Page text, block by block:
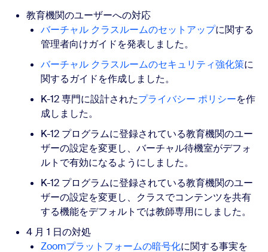
教育機関のユーザーへの対応
バーチャル クラスルームのセットアップに関する
管理者向けガイドを発表しました。
バーチャル クラスルームのセキュリティ強化策に
関するガイドを作成しました。
K-12 専門に設計されたプライバシー ポリシーを作
成しました。
K-12 プログラムに登録されている教育機関のユー
ザーの設定を変更し、バーチャル待機室がデフォ
ルトで有効になるようにしました。
K-12 プログラムに登録されている教育機関のユー
ザーの設定を変更し、クラスでコンテンツを共有
する機能をデフォルトでは教師専用にしました。
4 月 1 日の対処
Zoomプラットフォームの暗号化に関する事実を